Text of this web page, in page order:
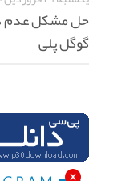
حل مشکل عدم
گوگل پلی